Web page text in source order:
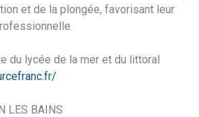
et de la plongée, favorisant leur
du lycée de la mer et du littoral
LES BAINS